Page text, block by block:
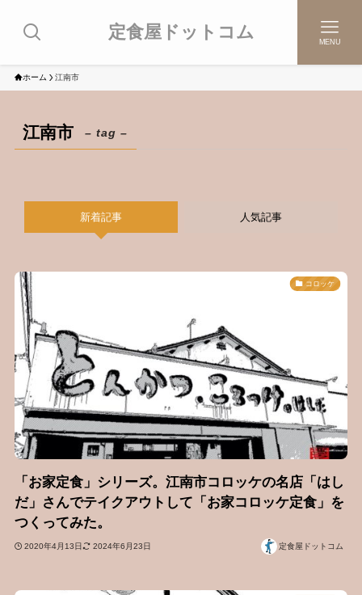
定食屋ドットコム MENU
ホーム 江南市
江南市 – tag –
新着記事 人気記事
コロッケ
「お家定食」シリーズ。江南市コロッケの名店「はし
だ」さんでテイクアウトして「お家コロッケ定食」を
つくってみた。
2020年4月13日 2024年6月23日 定食屋ドットコム